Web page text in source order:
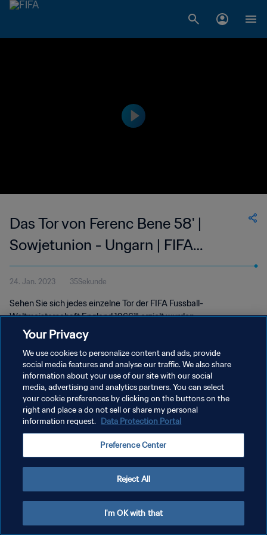
Das Tor von Ferenc Bene 58' |
Sowjetunion - Ungarn | FIFA
Fussball-Weltmeisterschaft England
1966™
24. Jan. 2023 35Sekunde
Sehen Sie sich jedes einzelne Tor der FIFA Fussball-
Weltmeisterschaft England 1966™ erzielt wurden.
DATENSCHUTZ
NUTZUNGSBEDINGUNGEN
COOKIE-EINSTELLUNGEN VERWALTEN
Your Privacy
We use cookies to personalize content and ads, provide
social media features and analyse our traffic. We also share
information about your use of our site with our social
media, advertising and analytics partners. You can select
your cookie preferences by clicking on the buttons on the
right and place a do not sell or share my personal
information request. Data Protection Portal
Preference Center
Reject All
I'm OK with that